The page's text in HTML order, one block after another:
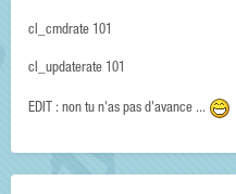
cl_cmdrate 101
cl_updaterate 101
EDIT : non tu n'as pas d'avance ...